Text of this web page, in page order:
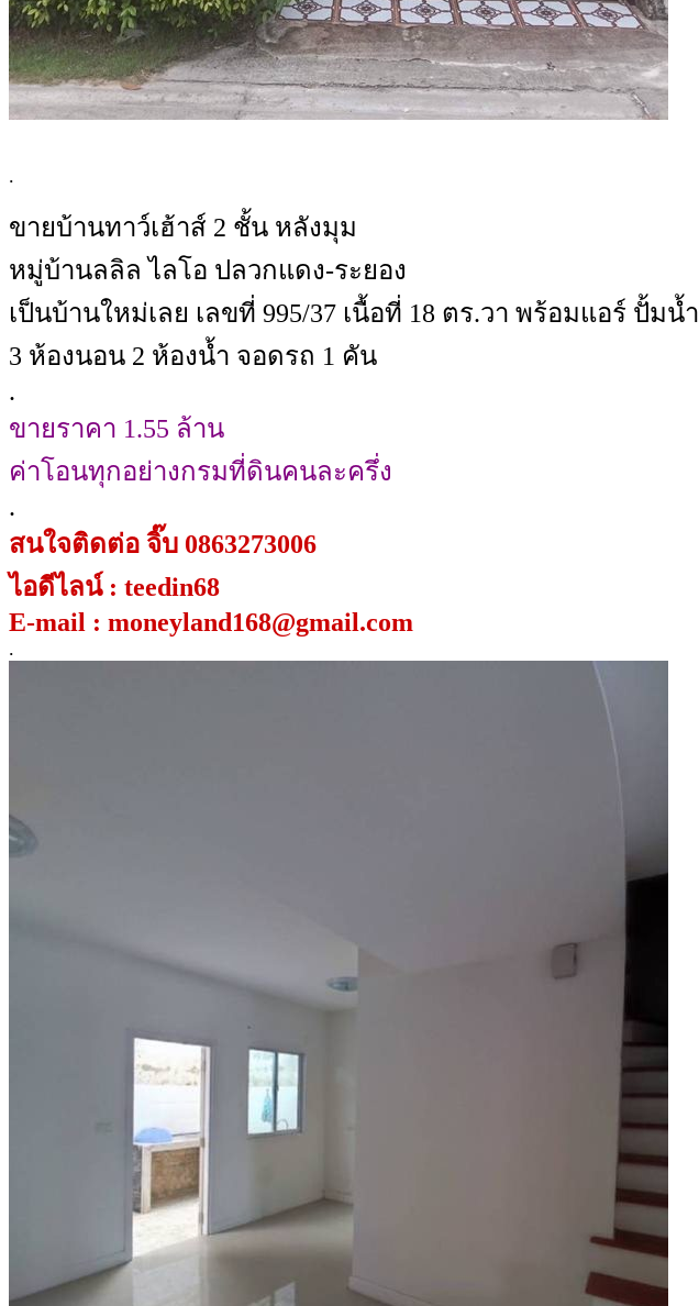
.
ขายบ้านทาว์เฮ้าส์ 2 ชั้น หลังมุม
หมู่บ้านลลิล ไลโอ ปลวกแดง-ระยอง
เป็นบ้านใหม่เลย เลขที่ 995/37 เนื้อที่ 18 ตร.วา พร้อมแอร์ ปั้มน้ำ
3 ห้องนอน 2 ห้องน้ำ จอดรถ 1 คัน
.
ขายราคา 1.55 ล้าน
ค่าโอนทุกอย่างกรมที่ดินคนละครึ่ง
.
สนใจติดต่อ จิ๊บ 0863273006
ไอดีไลน์ : teedin68
E-mail : moneyland168@gmail.com
.